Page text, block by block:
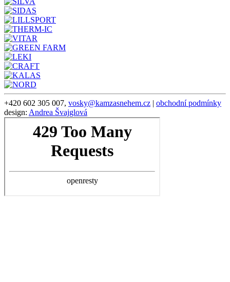
+420 602 305 007, vosky@kamzasnehem.cz | obchodní podmínky
design: Andrea Švajglová